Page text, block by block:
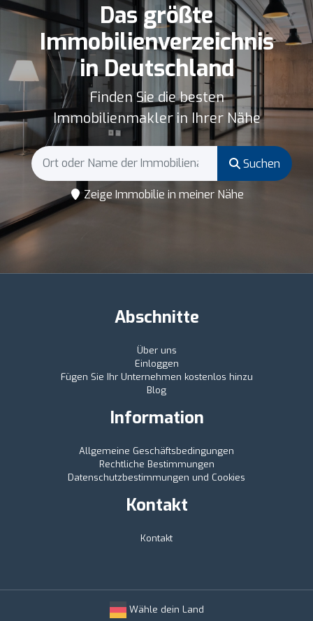
Das größte
Immobilienverzeichnis
in Deutschland
Finden Sie die besten
Immobilienmakler in Ihrer Nähe
Suchen
Zeige Immobilie in meiner Nähe
Abschnitte
Über uns
Einloggen
Fügen Sie Ihr Unternehmen kostenlos hinzu
Blog
Information
Allgemeine Geschäftsbedingungen
Rechtliche Bestimmungen
Datenschutzbestimmungen und Cookies
Kontakt
Kontakt
Wähle dein Land